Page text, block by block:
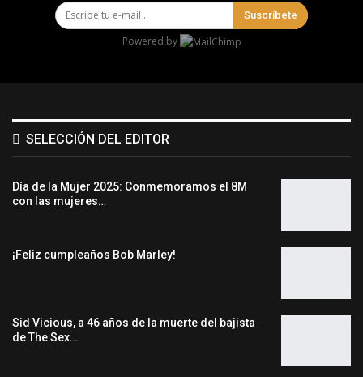
Suscríbete
Powered by
SELECCIÓN DEL EDITOR
Día de la Mujer 2025: Conmemoramos el 8M
con las mujeres…
¡Feliz cumpleaños Bob Marley!
Sid Vicious, a 46 años de la muerte del bajista
de The Sex…